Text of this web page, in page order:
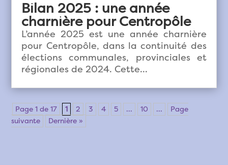
Bilan 2025 : une année
charnière pour Centropôle
L’année 2025 est une année charnière
pour Centropôle, dans la continuité des
élections communales, provinciales et
régionales de 2024. Cette...
Page 1 de 17 1 2 3 4 5 ... 10 ...
Page
suivante
Dernière »